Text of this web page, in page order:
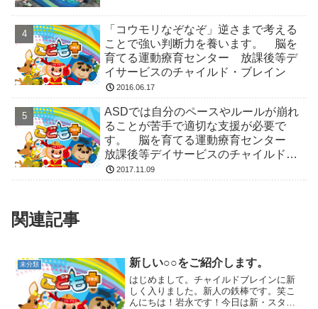
「コウモリなぞなぞ」逆さまで考える
ことで強い判断力を養います。 脳を
育てる運動療育センター 放課後等デ
イサービスのチャイルド・ブレイン
2016.06.17
ASDでは自分のペースやルールが崩れ
ることが苦手で適切な支援が必要で
す。 脳を育てる運動療育センター
放課後等デイサービスのチャイルド・
ブレイン
2017.11.09
関連記事
未分類 新しい○○をご紹介します。
はじめまして。チャイルドブレインに新
しく入りました。新人の鉄棒です。笑こ
んにちは！岩永です！今日は新・スタッ